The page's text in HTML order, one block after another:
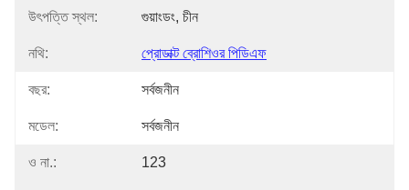
উৎপত্তি স্থল: গুয়াংডং, চীন
নথি: প্রোডাক্ট ব্রোশিওর পিডিএফ
বছর: সর্বজনীন
মডেল: সর্বজনীন
ও না.: 123